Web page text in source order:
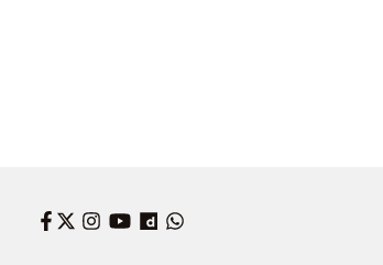
Facebook
Twitter
Instagram
YouTube
Dailymotion